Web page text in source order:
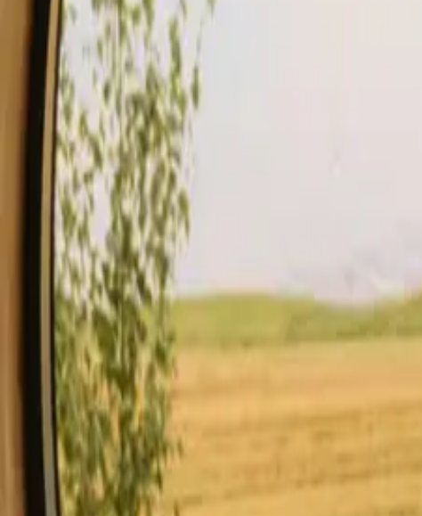
SoggiornoCompra un regalo. inizia ad ospitare
DescrizioneServiziRegole e Sicurezza
Controlla disponibilità